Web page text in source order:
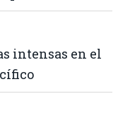
intensas en el